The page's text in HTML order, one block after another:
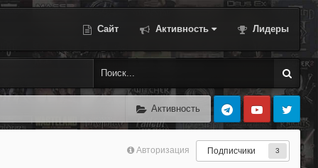
Сайт Активность Лидеры
Активность
Авторизация Подписчики 3